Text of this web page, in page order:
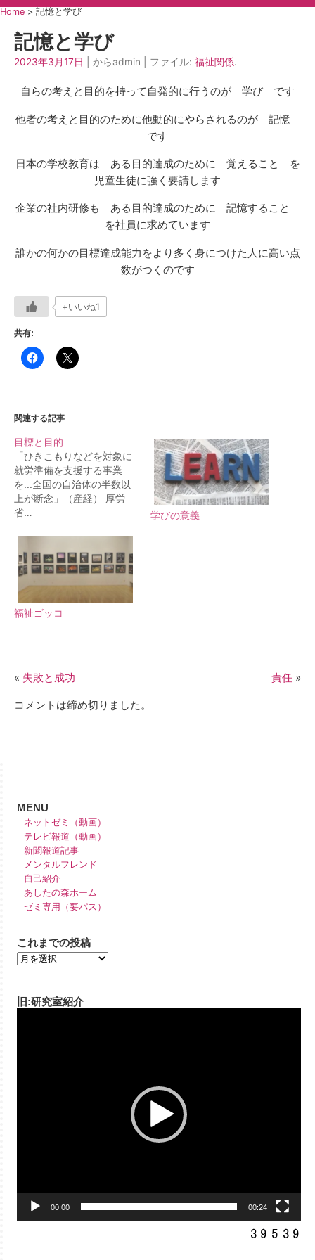
Home > 記憶と学び
記憶と学び
2023年3月17日 | からadmin | ファイル: 福祉関係.
自らの考えと目的を持って自発的に行うのが 学び です
他者の考えと目的のために他動的にやらされるのが 記憶
です
日本の学校教育は ある目的達成のために 覚えること を
児童生徒に強く要請します
企業の社内研修も ある目的達成のために 記憶すること
を社員に求めています
誰かの何かの目標達成能力をより多く身につけた人に高い点
数がつくのです
+いいね1
共有:
関連する記事
目標と目的
「ひきこもりなどを対象に
就労準備を支援する事業
を...全国の自治体の半数以
上が断念」（産経） 厚労
省…
学びの意義
福祉ゴッコ
« 失敗と成功 責任 »
コメントは締め切りました。
MENU
ネットゼミ（動画）
テレビ報道（動画）
新聞報道記事
メンタルフレンド
自己紹介
あしたの森ホーム
ゼミ専用（要パス）
これまでの投稿
旧:研究室紹介
00:00 00:24